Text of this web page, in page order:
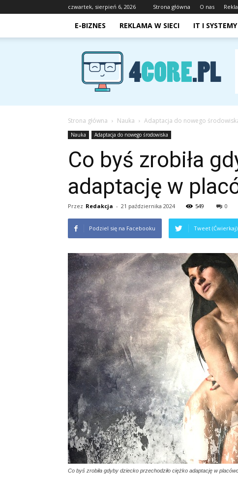
czwartek, sierpień 6, 2026 Strona główna O nas
E-BIZNES REKLAMA W SIECI IT I SYSTEMY
4core.pl
Strona główna Nauka Adaptacja do nowego
Nauka Adaptacja do nowego środowiska
Co byś zrobiła
adaptację w
Przez Redakcja - 21 października 2024 549 0
Podziel się na Facebooku Tweet
Co byś zrobiła gdyby dziecko przechodziło ciężko adaptację w